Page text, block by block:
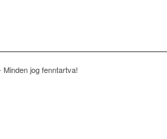
jog fenntartva!